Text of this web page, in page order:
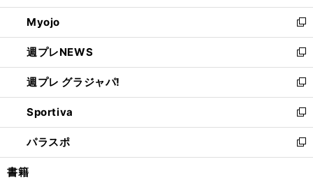
開
く
ウ
で
開
く
ン
ド
ウ
で
開
く
ウ
ィ
ン
ド
ウ
で
開
く
Myojo
新
し
い
ウ
ィ
ン
ド
ウ
で
開
週プレNEWS
新
し
い
ウ
ィ
ン
ド
ウ
週プレ グラジャパ!
新
し
い
ウ
ィ
ン
Sportiva
新
し
い
ウ
パラスポ
新
し
書籍